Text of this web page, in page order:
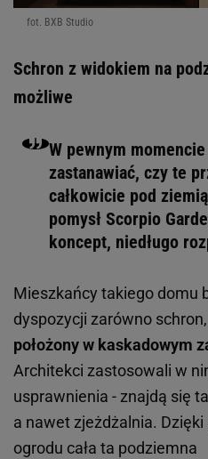
fot. BXB Studio
Schron z widokiem na
możliwe
W pewnym
zastanawiać, czy te
całkowicie pod
pomysł Scorpio
koncept, niedługo
Mieszkańcy takiego domu
dyspozycji zarówno
położony w kaskadowym
Architekci zastosowali w
usprawnienia - znajdą się
a nawet zjeżdżalnia.
ogrodu cała ta podziemna